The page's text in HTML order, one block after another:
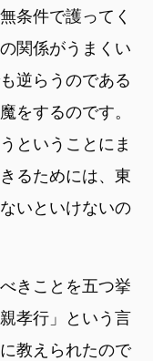
条件で護ってく
関係がうまくい
逆らうのである
をするのです。
ということにま
るためには、東
いといけないの
きことを五つ挙
孝行」という言
教えられたので